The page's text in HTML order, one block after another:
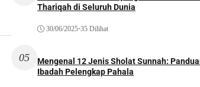
Thariqah di Seluruh Dunia
30/06/2025•35 Dilihat
05
Mengenal 12 Jenis Sholat Sunnah:
Ibadah Pelengkap Pahala